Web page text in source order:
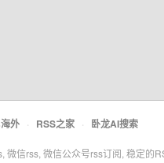
外 · RSS之家 · 卧龙AI搜索
微信rss, 微信公众号rss订阅, 稳定的